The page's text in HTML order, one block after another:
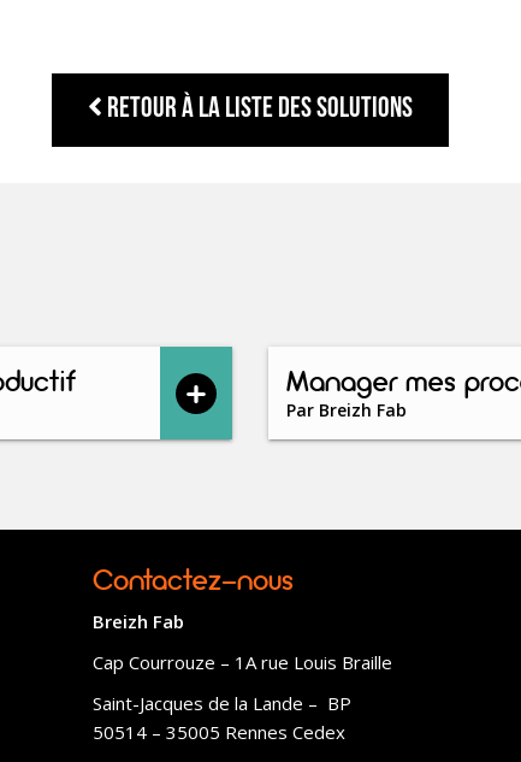
Retour à la liste des solutions
Manager mes
Par Breizh Fab
Contactez-nous
Breizh Fab
Cap Courrouze – 1A rue Louis Braille
Saint-Jacques de la Lande – BP
50514 – 35005 Rennes Cedex